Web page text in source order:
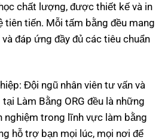
chất lượng, được thiết kế và in
tiên tiến. Mỗi tấm bằng đều mang
đáp ứng đầy đủ các tiêu chuẩn
Đội ngũ nhân viên tư vấn và
Làm Bằng ORG đều là những
nghiệm trong lĩnh vực làm bằng
hỗ trợ bạn mọi lúc, mọi nơi để